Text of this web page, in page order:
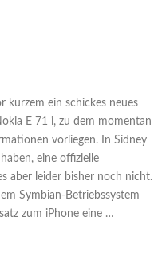
kurzem ein schickes neues
E 71 i, zu dem momentan
vorliegen. In Sidney
eine offizielle
aber leider bisher noch nicht.
Symbian-Betriebssystem
zum iPhone eine …